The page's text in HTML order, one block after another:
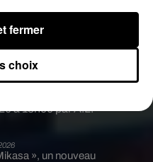
à 13h00 par A.L.
en question, n'était
ces images tournées
par des millions de
», un nouveau
choix
fermer